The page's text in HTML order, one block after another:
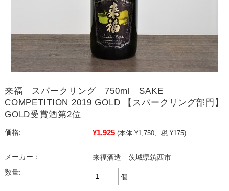
来福 スパークリング 750ml SAKE
COMPETITION 2019 GOLD 【スパークリング部門】
GOLD受賞酒第2位
価格: ¥1,925 (本体 ¥1,750、税 ¥175)
メーカー：
来福酒造 茨城県筑西市
数量:
個